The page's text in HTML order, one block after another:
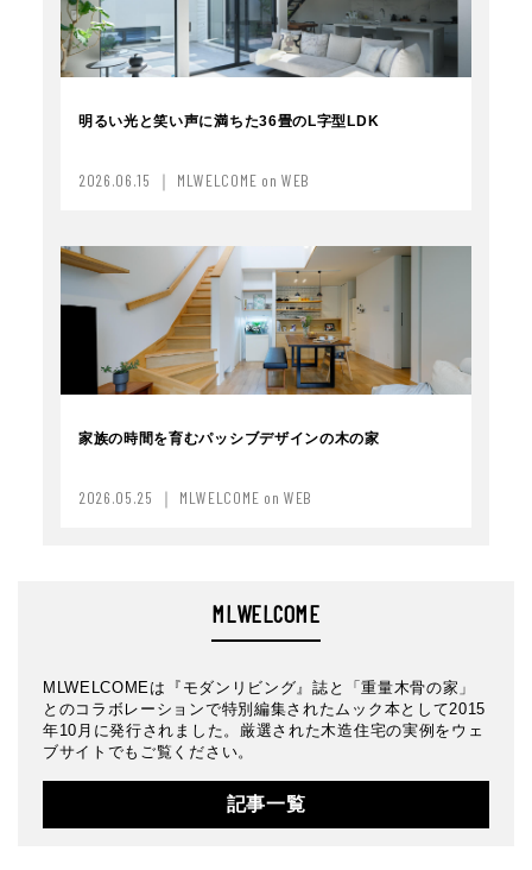
明るい光と笑い声に満ちた36畳のL字型LDK
2026.06.15 ｜ MLWELCOME on WEB
家族の時間を育むパッシブデザインの木の家
2026.05.25 ｜ MLWELCOME on WEB
MLWELCOME
MLWELCOMEは『モダンリビング』誌と「重量木骨の家」
とのコラボレーションで特別編集されたムック本として2015
年10月に発行されました。厳選された木造住宅の実例をウェ
ブサイトでもご覧ください。
記事一覧